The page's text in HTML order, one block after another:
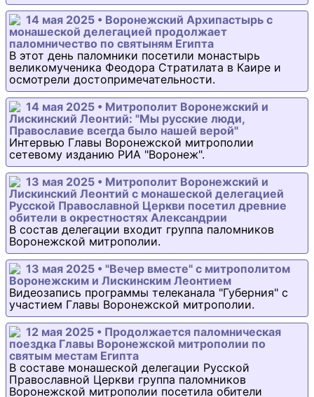
14 мая 2025 • Воронежский Архипастырь с
монашеской делегацией продолжает
паломничество по святыням Египта
В этот день паломники посетили монастырь
великомученика Феодора Стратилата в Каире и
осмотрели достопримечательности.
14 мая 2025 • Митрополит Воронежский и
Лискинский Леонтий: "Мы русские люди,
Православие всегда было нашей верой"
Интервью Главы Воронежской митрополии
сетевому изданию РИА "Воронеж".
13 мая 2025 • Митрополит Воронежский и
Лискинский Леонтий с монашеской делегацией
Русской Православной Церкви посетил древние
обители в окрестностях Александрии
В состав делегации входит группа паломников
Воронежской митрополии.
13 мая 2025 • "Вечер вместе" с митрополитом
Воронежским и Лискинским Леонтием
Видеозапись программы телеканала "Губерния" с
участием Главы Воронежской митрополии.
12 мая 2025 • Продолжается паломническая
поездка Главы Воронежской митрополии по
святым местам Египта
В составе монашеской делегации Русской
Православной Церкви группа паломников
Воронежской митрополии посетила обители